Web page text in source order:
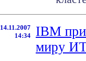
14.11.2007
14:34
IBM
миру